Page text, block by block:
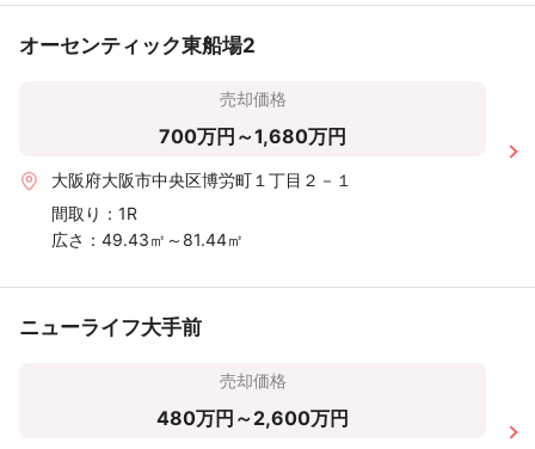
オーセンティック東船場2
売却価格
700万円～1,680万円
大阪府大阪市中央区博労町１丁目２－１
間取り： 1R
広さ： 49.43㎡～81.44㎡
ニューライフ大手前
売却価格
480万円～2,600万円